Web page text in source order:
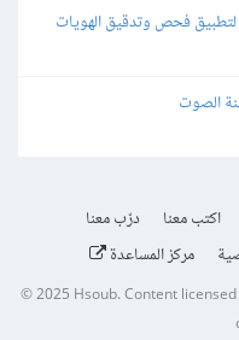
فحص وتدقيق الهويات
اكتب معنا
درّب معنا
مركز المساعدة
© 2025 Hsoub.Content